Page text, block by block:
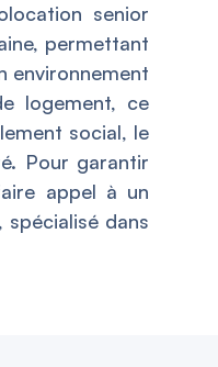
senior
permettant
environnement
logement, ce
social, le
Pour garantir
appel à un
dans